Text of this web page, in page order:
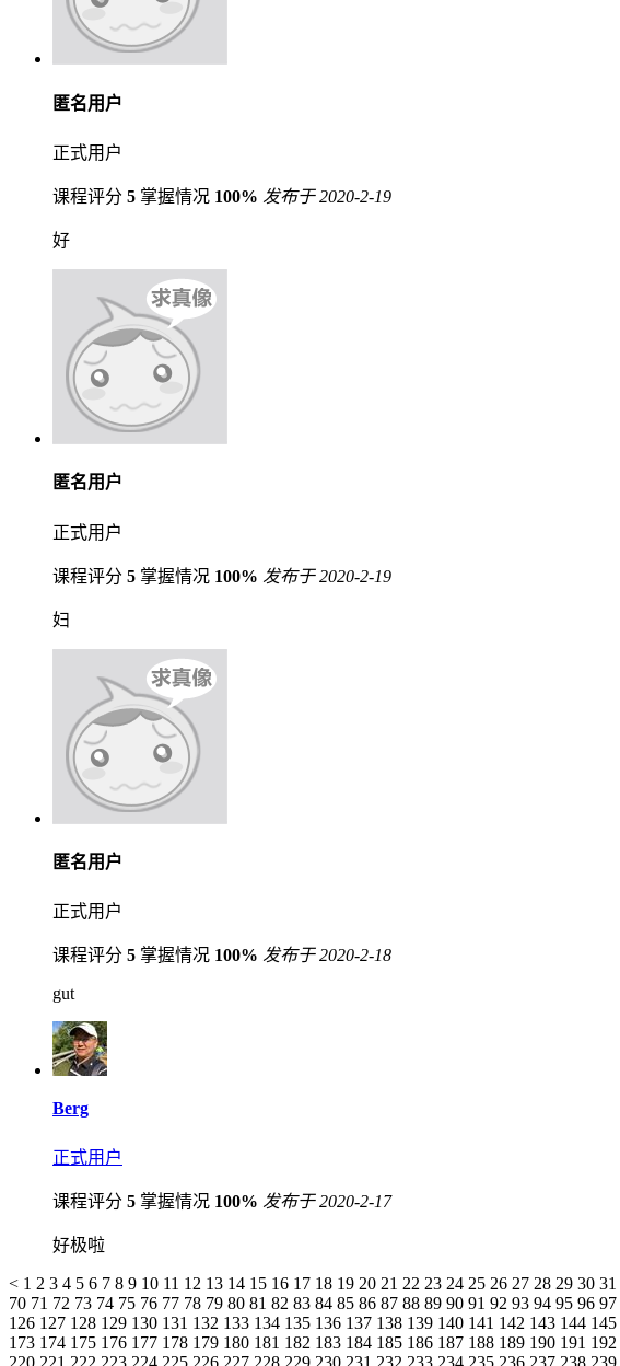
匿名用户
正式用户
课程评分 5 掌握情况 100% 发布于 2020-2-19
好
匿名用户
正式用户
课程评分 5 掌握情况 100% 发布于 2020-2-19
妇
匿名用户
正式用户
课程评分 5 掌握情况 100% 发布于 2020-2-18
gut
Berg
正式用户
课程评分 5 掌握情况 100% 发布于 2020-2-17
好极啦
< 1 2 3 4 5 6 7 8 9 10 11 12 13 14 15 16 17 18 19 20 21 22 23 24 25 26 27 28 29 30 31
70 71 72 73 74 75 76 77 78 79 80 81 82 83 84 85 86 87 88 89 90 91 92 93 94 95 96 97
126 127 128 129 130 131 132 133 134 135 136 137 138 139 140 141 142 143 144 145
173 174 175 176 177 178 179 180 181 182 183 184 185 186 187 188 189 190 191 192
220 221 222 223 224 225 226 227 228 229 230 231 232 233 234 235 236 237 238 239